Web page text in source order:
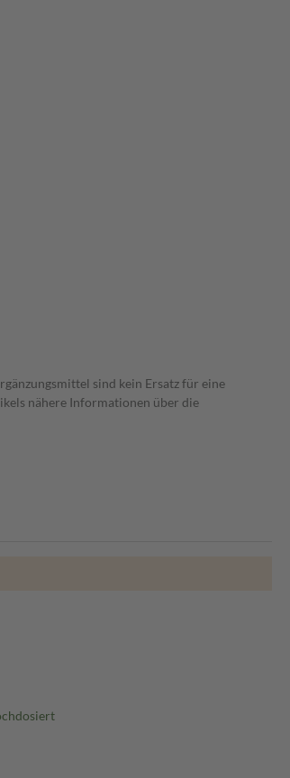
sind kein Ersatz für eine
nähere Informationen über die